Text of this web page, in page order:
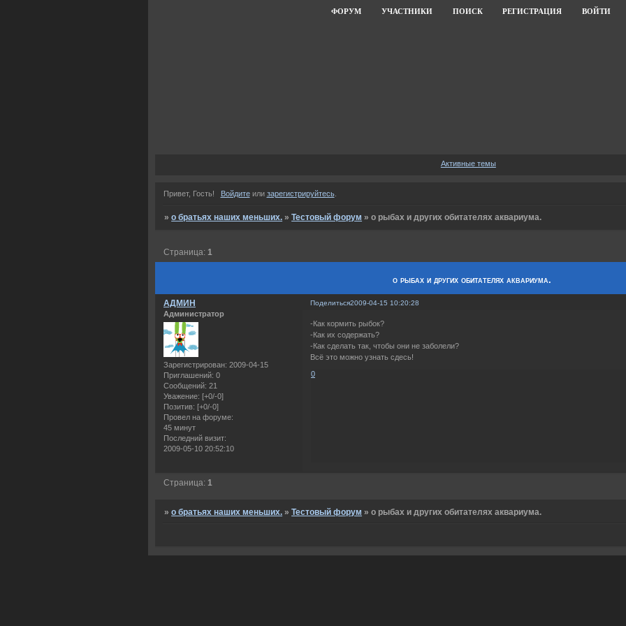
ФОРУМ УЧАСТНИКИ ПОИСК РЕГИСТРАЦИЯ ВОЙТИ
Активные темы
Привет, Гость! Войдитеили зарегистрируйтесь.
»о братьях наших меньших. »Тестовый форум »о рыбах и других обитателях аквариума.
о рыбах и других обитателях аквариума.
Страница:1
Поделиться2009-04-15 10:20:28
АДМИН
Администратор
Зарегистрирован: 2009-04-15
Приглашений: 0
Сообщений: 21
Уважение: [+0/-0]
Позитив: [+0/-0]
Провел на форуме:
45 минут
Последний визит:
2009-05-10 20:52:10
-Как кормить рыбок?
-Как их содержать?
-Как сделать так, чтобы они не заболели?
Всё это можно узнать сдесь!
0
Страница:1
»о братьях наших меньших. »Тестовый форум »о рыбах и других обитателях аквариума.